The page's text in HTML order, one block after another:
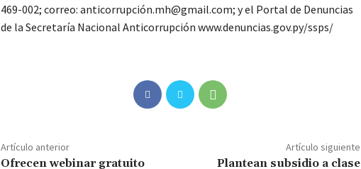
469-002; correo: anticorrupción.mh@gmail.com; y el Portal de Denuncias
de la Secretaría Nacional Anticorrupción www.denuncias.gov.py/ssps/
Artículo anterior
Ofrecen webinar gratuito
Artículo siguiente
Plantean subsidio a clase